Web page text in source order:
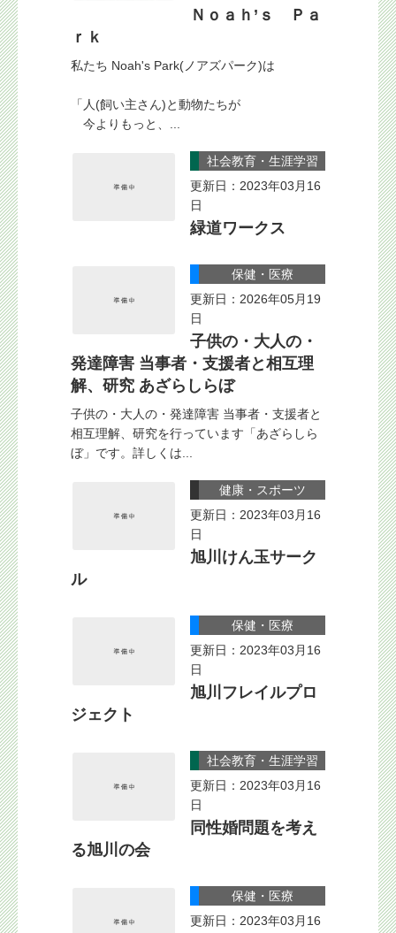
Ｎｏａｈ’ｓ Ｐａ
ｒｋ
私たち Noah's Park(ノアズパーク)は
「人(飼い主さん)と動物たちが
今よりもっと、...
社会教育・生涯学習
更新日：2023年03月16
日
緑道ワークス
保健・医療
更新日：2026年05月19
日
子供の・大人の・
発達障害 当事者・支援者と相互理
解、研究 あざらしらぼ
子供の・大人の・発達障害 当事者・支援者と
相互理解、研究を行っています「あざらしら
ぼ」です。詳しくは...
健康・スポーツ
更新日：2023年03月16
日
旭川けん玉サーク
ル
保健・医療
更新日：2023年03月16
日
旭川フレイルプロ
ジェクト
社会教育・生涯学習
更新日：2023年03月16
日
同性婚問題を考え
る旭川の会
保健・医療
更新日：2023年03月16